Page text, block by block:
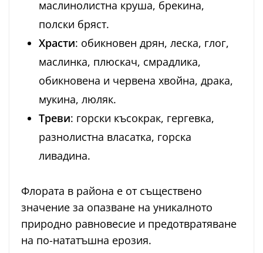
маслинолистна круша, брекина,
полски бряст.
Храсти: обикновен дрян, леска, глог,
маслинка, плюскач, смрадлика,
обикновена и червена хвойна, драка,
мукина, люляк.
Треви: горски късокрак, гергевка,
разнолистна власатка, горска
ливадина.
Флората в района е от съществено
значение за опазване на уникалното
природно равновесие и предотвратяване
на по-нататъшна ерозия.